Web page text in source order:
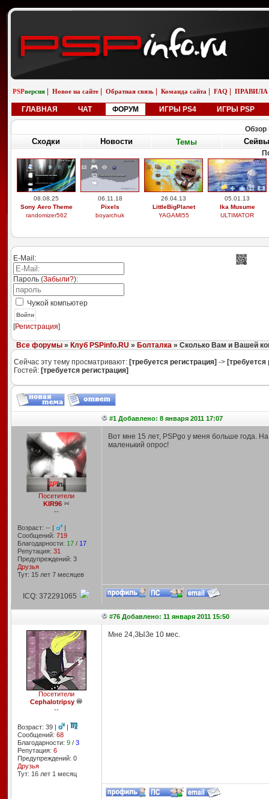
PSPверсия Новое на сайте Обратная связь Команда сайта FAQ ПРАВИЛА
ГЛАВНАЯ ЧАТ ФОРУМ ИГРЫ PS4 ИГРЫ PSP
Обзор
Сходки Новости Темы Сейвы
08.08.25
Sony Aero Theme
randomizer562
06.11.18
Pixels
boyarchuk
26.04.13
LittleBigPlanet
YAGAMI55
05.01.13
Ika Musume
ULTIMATOR
E-Mail:
Пароль (Забыли?):
Чужой компьютер
Войти
[Регистрация]
Все форумы» Клуб PSPinfo.RU » Болталка» Сколько Вам и Вашей
Сейчас эту тему просматривают: [требуется регистрация] -> [требуется
Гостей: [требуется регистрация]
#1 Добавлено: 8 января 2011 17:07
Посетители
KIR96
--
Возраст: -- |
|
Сообщений: 719
Благодарности: 17/ 17
Репутация: 31
Предупреждений: 3
Друзья
Тут: 15 лет 7 месяцев
Вот мне 15 лет, PSPgo у меня больше года.
маленький опрос!
ICQ: 372291065
#76 Добавлено: 11 января 2011 15:50
Посетители
Cephalotripsy
--
Возраст: 39 |
|
Сообщений: 68
Благодарности: 9/ 3
Репутация: 6
Предупреждений: 0
Друзья
Тут: 16 лет 1 месяц
Мне 24,ЗЫЗе 10 мес.